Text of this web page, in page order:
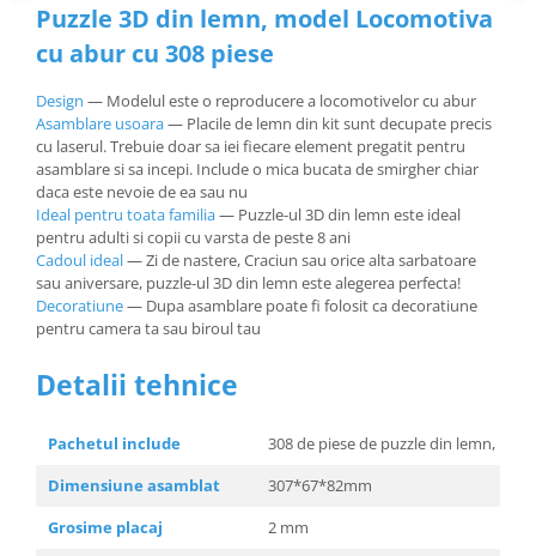
Puzzle 3D din lemn, model Locomotiva
cu abur cu 308 piese
Design — Modelul este o reproducere a locomotivelor cu abur
Asamblare usoara— Placile de lemn din kit sunt decupate precis
cu laserul. Trebuie doar sa iei fiecare element pregatit pentru
asamblare si sa incepi. Include o mica bucata de smirgher chiar
daca este nevoie de ea sau nu
Ideal pentru toata familia— Puzzle-ul 3D din lemn este ideal
pentru adulti si copii cu varsta de peste 8 ani
Cadoul ideal— Zi de nastere, Craciun sau orice alta sarbatoare
sau aniversare, puzzle-ul 3D din lemn este alegerea perfecta!
Decoratiune— Dupa asamblare poate fi folosit ca decoratiune
pentru camera ta sau biroul tau
Detalii tehnice
Pachetul include
308 de piese de puzzle din lemn,
Dimensiune asamblat
307*67*82mm
Grosime placaj
2 mm